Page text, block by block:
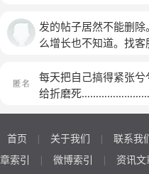
我才不敢，我才没有
他们从我的世界删除
上大部分的都是大人，
有人会在意，因为我这
解我，但就是这么不
的好焦虑，我感觉受不
想让它消失在我的记
流，我可不选择跟他
她，她每次都是主动找
发的帖子居然不能删
么增长也不知道。找客
每天把自己搞得紧张
给折磨死
首页 | 关于我们 | 联系我
章索引
| 微博索引 | 资讯文